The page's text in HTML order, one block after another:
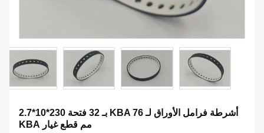
أشرطة فرامل الأوراق لـ KBA 76 بـ 32 فتحة 230*10*2.7
مم قطع غيار KBA